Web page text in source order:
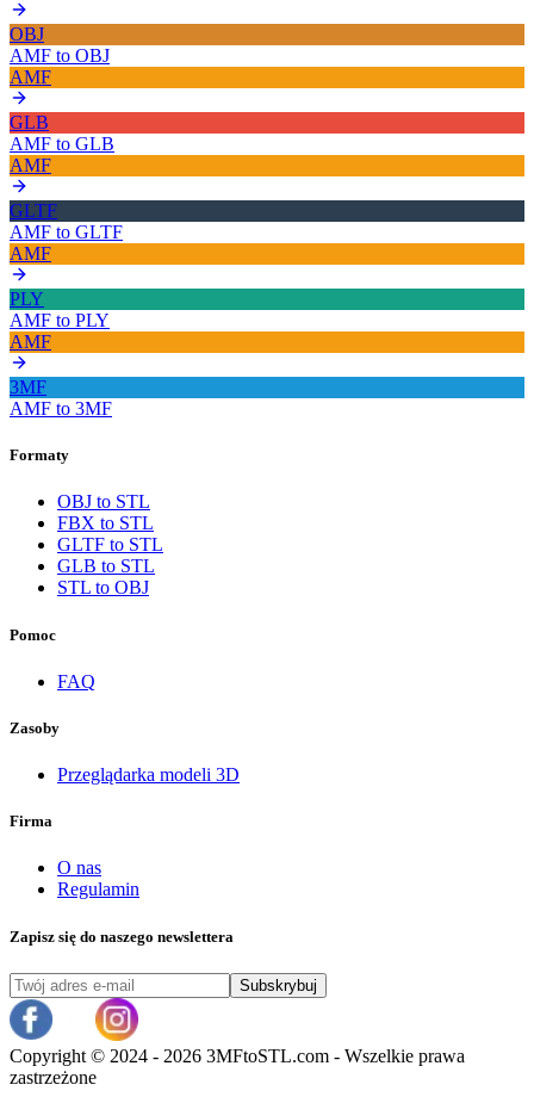
OBJ
AMF to OBJ
AMF
GLB
AMF to GLB
AMF
GLTF
AMF to GLTF
AMF
PLY
AMF to PLY
AMF
3MF
AMF to 3MF
Formaty
OBJ to STL
FBX to STL
GLTF to STL
GLB to STL
STL to OBJ
Pomoc
FAQ
Zasoby
Przeglądarka modeli 3D
Firma
O nas
Regulamin
Zapisz się do naszego newslettera
Subskrybuj
Copyright © 2024 - 2026 3MFtoSTL.com - Wszelkie prawa
zastrzeżone